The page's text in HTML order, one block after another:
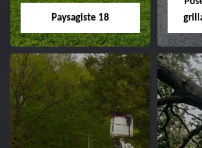
Paysagiste 18
Paysagiste 18